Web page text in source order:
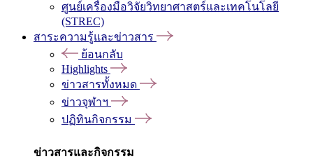
ศูนย์เครื่องมือวิจัยวิทยาศาสตร์และเทคโนโลยี
(STREC)
สาระความรู้และข่าวสาร
ย้อนกลับ
Highlights
ข่าวสารทั้งหมด
ข่าวจุฬาฯ
ปฏิทินกิจกรรม
ข่าวสารและกิจกรรม